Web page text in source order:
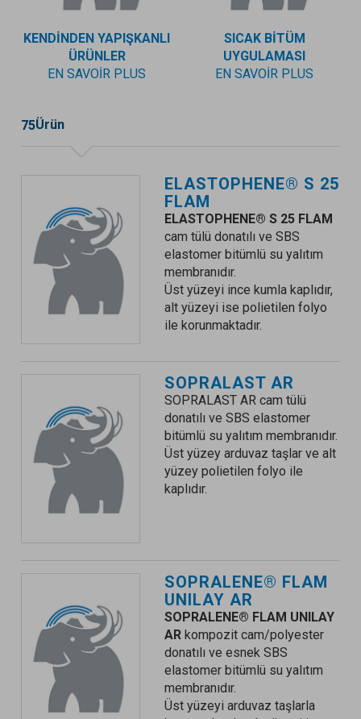
KENDINDEN YAPIŞKANLI
ÜRÜNLER
EN SAVOIR PLUS
SICAK BITÜM
UYGULAMASI
EN SAVOIR PLUS
75Ürün
ELASTOPHENE® S 25
FLAM
ELASTOPHENE® S 25 FLAM
cam tülü donatılı ve SBS
elastomer bitümlü su yalıtım
membranıdır.
Üst yüzeyi ince kumla kaplıdır,
alt yüzeyi ise polietilen folyo
ile korunmaktadır.
SOPRALAST AR
SOPRALAST AR cam tülü
donatılı ve SBS elastomer
bitümlü su yalıtım membranıdır.
Üst yüzey arduvaz taşlar ve alt
yüzey polietilen folyo ile
kaplıdır.
SOPRALENE® FLAM
UNILAY AR
SOPRALENE® FLAM UNILAY
ARkompozit cam/polyester
donatılı ve esnek SBS
elastomer bitümlü su yalıtım
membranıdır.
Üst yüzeyi arduvaz taşlarla